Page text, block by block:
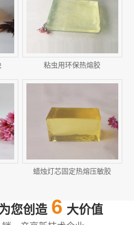
粘虫用环保热熔胶
蜡烛灯芯固定热熔压敏胶
您创造 6 大价值